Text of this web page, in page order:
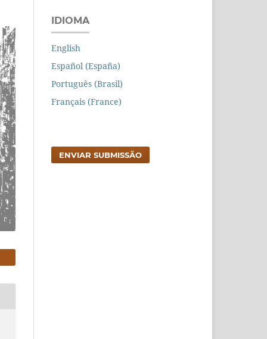
IDIOMA
English
Español (España)
Português (Brasil)
Français (France)
ENVIAR SUBMISSÃO